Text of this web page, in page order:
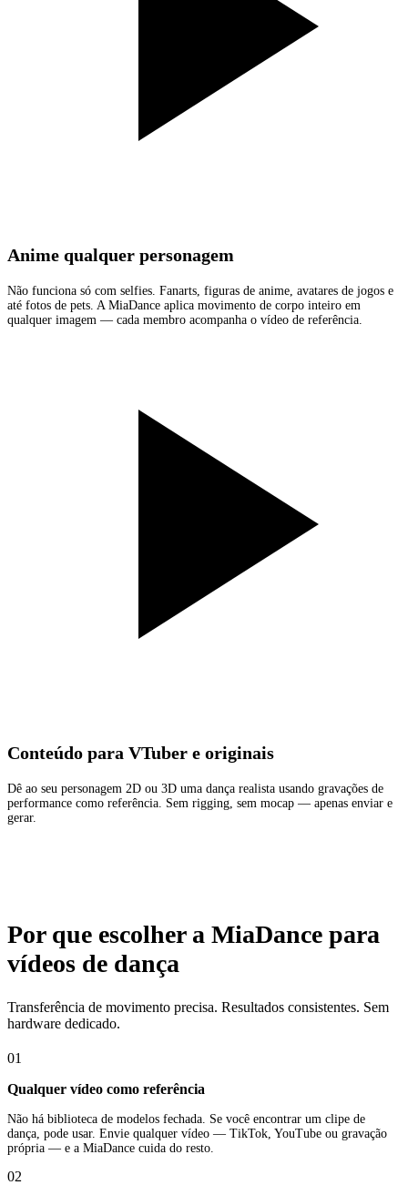
Anime qualquer personagem
Não funciona só com selfies. Fanarts, figuras de anime, avatares de jogos e
até fotos de pets. A MiaDance aplica movimento de corpo inteiro em
qualquer imagem — cada membro acompanha o vídeo de referência.
Conteúdo para VTuber e originais
Dê ao seu personagem 2D ou 3D uma dança realista usando gravações de
performance como referência. Sem rigging, sem mocap — apenas enviar e
gerar.
Por que escolher a MiaDance para
vídeos de dança
Transferência de movimento precisa. Resultados consistentes. Sem
hardware dedicado.
01
Qualquer vídeo como referência
Não há biblioteca de modelos fechada. Se você encontrar um clipe de
dança, pode usar. Envie qualquer vídeo — TikTok, YouTube ou gravação
própria — e a MiaDance cuida do resto.
02